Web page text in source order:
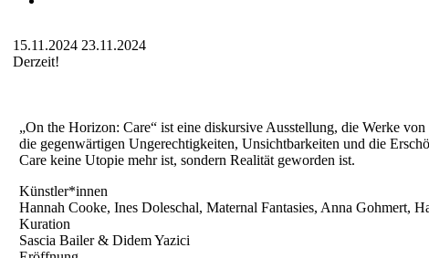
15.11.2024 23.11.2024
Derzeit!
„On the Horizon: Care“ ist eine diskursive Ausstellung, die Werke
die gegenwärtigen Ungerechtigkeiten, Unsichtbarkeiten und die
Care keine Utopie mehr ist, sondern Realität geworden ist.
Künstler*innen
Hannah Cooke, Ines Doleschal, Maternal Fantasies, Anna Gohmert,
Kuration
Sascia Bailer & Didem Yazici